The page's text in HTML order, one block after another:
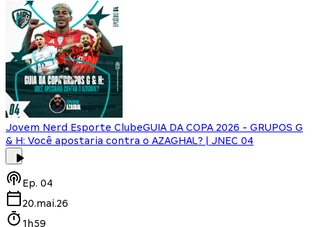
Jovem Nerd Esporte ClubeGUIA DA COPA 2026 - GRUPOS G
& H: Você apostaria contra o AZAGHAL? | JNEC 04
Ep. 04
20.mai.26
1h59